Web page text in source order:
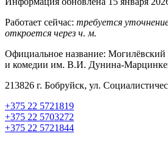
Работает сейчас: требуется
откроется через ч. м.
Официальное название: Могилёвский
и комедии им. В.И. Дунина-
213826 г. Бобруйск, ул.
+375 22 5721819
+375 22 5703272
+375 22 5721844